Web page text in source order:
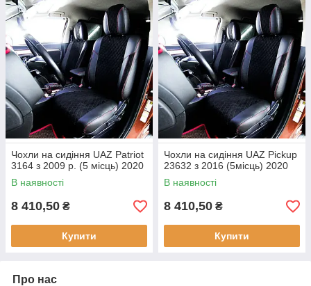
Чохли на сидіння UAZ Patriot
3164 з 2009 р. (5 місць) 2020
В наявності
8 410,50 ₴
Купити
Чохли на сидіння UAZ Pickup
23632 з 2016 (5місць) 2020
В наявності
8 410,50 ₴
Купити
Про нас